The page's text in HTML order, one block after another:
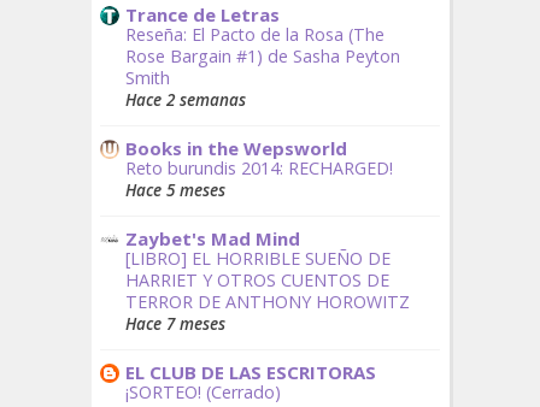
Trance de Letras
Reseña: El Pacto de la Rosa (The
Rose Bargain #1) de Sasha Peyton
Smith
Hace 2 semanas
Books in the Wepsworld
Reto burundis 2014: RECHARGED!
Hace 5 meses
Zaybet's Mad Mind
[LIBRO] EL HORRIBLE SUEÑO DE
HARRIET Y OTROS CUENTOS DE
TERROR DE ANTHONY HOROWITZ
Hace 7 meses
EL CLUB DE LAS ESCRITORAS
¡SORTEO! (Cerrado)